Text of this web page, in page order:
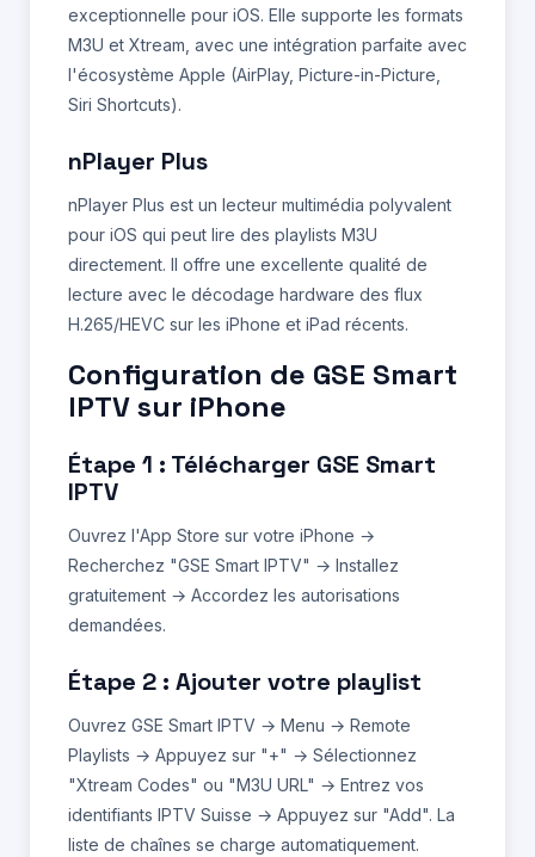
exceptionnelle pour iOS. Elle supporte les formats
M3U et Xtream, avec une intégration parfaite avec
l'écosystème Apple (AirPlay, Picture-in-Picture,
Siri Shortcuts).
nPlayer Plus
nPlayer Plus est un lecteur multimédia polyvalent
pour iOS qui peut lire des playlists M3U
directement. Il offre une excellente qualité de
lecture avec le décodage hardware des flux
H.265/HEVC sur les iPhone et iPad récents.
Configuration de GSE Smart
IPTV sur iPhone
Étape 1 : Télécharger GSE Smart
IPTV
Ouvrez l'App Store sur votre iPhone →
Recherchez "GSE Smart IPTV" → Installez
gratuitement → Accordez les autorisations
demandées.
Étape 2 : Ajouter votre playlist
Ouvrez GSE Smart IPTV → Menu → Remote
Playlists → Appuyez sur "+" → Sélectionnez
"Xtream Codes" ou "M3U URL" → Entrez vos
identifiants IPTV Suisse → Appuyez sur "Add". La
liste de chaînes se charge automatiquement.